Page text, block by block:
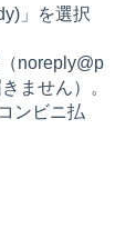
」を選択
noreply@p
ません）。
ンビニ払